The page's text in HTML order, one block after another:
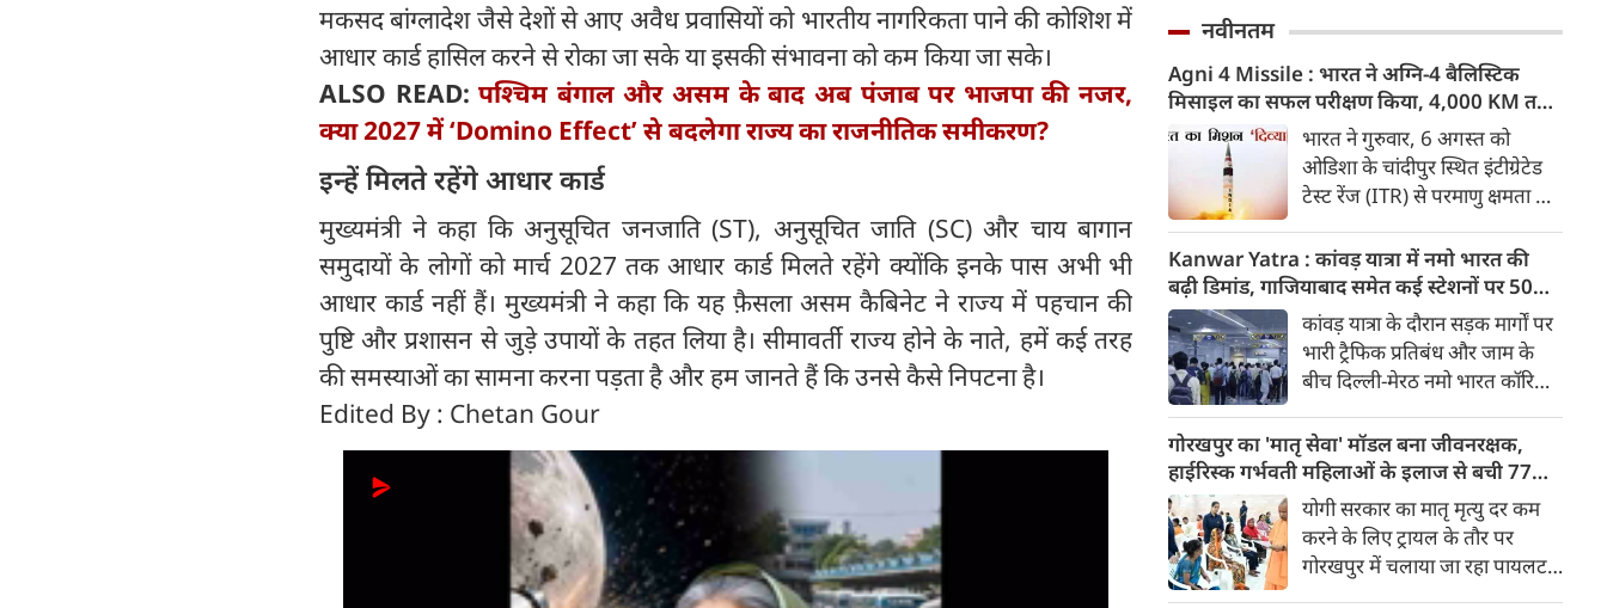
मकसद बांग्लादेश जैसे देशों से आए अवैध प्रवासियों को भारतीय नागरिकता पाने की कोशिश में
आधार कार्ड हासिल करने से रोका जा सके या इसकी संभावना को कम किया जा सके।
ALSO READ:पश्चिम बंगाल और असम के बाद अब पंजाब पर भाजपा की नजर,
क्या 2027 में ‘Domino Effect’ से बदलेगा राज्य का राजनीतिक समीकरण?
इन्‍हें मिलते रहेंगे आधार कार्ड
मुख्यमंत्री ने कहा कि अनुसूचित जनजाति (ST), अनुसूचित जाति (SC) और चाय बागान
समुदायों के लोगों को मार्च 2027 तक आधार कार्ड मिलते रहेंगे क्योंकि इनके पास अभी भी
आधार कार्ड नहीं हैं। मुख्यमंत्री ने कहा कि यह फ़ैसला असम कैबिनेट ने राज्य में पहचान की
पुष्टि और प्रशासन से जुड़े उपायों के तहत लिया है। सीमावर्ती राज्य होने के नाते, हमें कई तरह
की समस्याओं का सामना करना पड़ता है और हम जानते हैं कि उनसे कैसे निपटना है।
Edited By : Chetan Gour
नवीनतम
Agni 4 Missile : भारत ने अग्नि-4 बैलिस्टिक
मिसाइल का सफल परीक्षण किया, 4,000 KM तक
मारक क्षमता
भारत ने गुरुवार, 6 अगस्त को
ओडिशा के चांदीपुर स्थित इंटीग्रेटेड
टेस्ट रेंज (ITR) से परमाणु क्षमता से
मिसाइल अग्नि-4 का सफल परीक्षण
किया। रक्षा मंत्रालय के मुताबिक, यह
परीक्षण स्ट्रैटेजिक फोर्सेज कमांड
(SFC) और रक्षा अनुसंधान एवं
विकास संगठन (DRDO) की ओर से
किया गया।
Kanwar Yatra : कांवड़ यात्रा में नमो भारत की
बढ़ी डिमांड, गाजियाबाद समेत कई स्टेशनों पर 50%
तक बढ़ी यात्रियों की संख्याकांवड़ यात्रा के दौरान सड़क मार्गों पर
भारी ट्रैफिक प्रतिबंध और जाम के
बीच दिल्ली-मेरठ नमो भारत कॉरिडोर
परिवहन विकल्प बनकर उभरा है।
तेज़, समयबद्ध और आरामदायक
सफर के चलते कॉरिडोर के कई
स्टेशनों पर यात्रियों की संख्या में 40
से 50 प्रतिशत तक बढ़ गई है।
गोरखपुर का 'मातृ सेवा' मॉडल बना जीवनरक्षक,
हाईरिस्क गर्भवती महिलाओं के इलाज से बची 77
जिंदगियां
योगी सरकार का मातृ मृत्यु दर कम
करने के लिए ट्रायल के तौर पर
गोरखपुर में चलाया जा रहा पायलट